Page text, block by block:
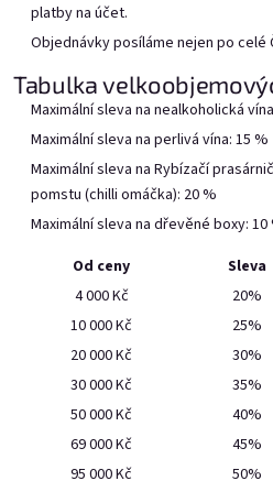
Červený Rybízák v bag in
Vyrobíme, doručíme do 7
prac. dnů
Add to cart
Meruňák v bag in boxu 20l
In stock on September
23rd.
platby na účet.
Objednávky posíláme nejen po celé
Tabulka
Maximální sleva na nealkoholická
Maximální sleva na perlivá vína: 15 %
Maximální sleva na Rybízačí
pomstu (chilli omáčka): 20 %
Maximální sleva na dřevěné boxy: 10
Od ceny
Sleva
4 000 Kč
20%
10 000 Kč
25%
20 000 Kč
30%
30 000 Kč
35%
50 000 Kč
40%
69 000 Kč
45%
95 000 Kč
50%